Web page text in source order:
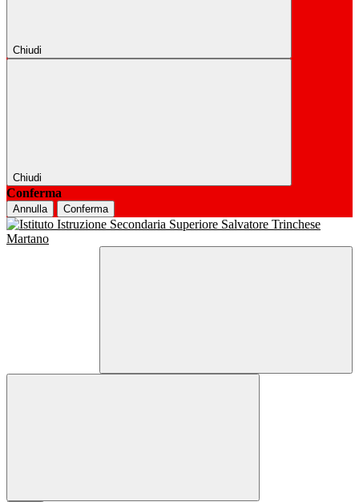
Chiudi
Chiudi
Conferma
Annulla Conferma